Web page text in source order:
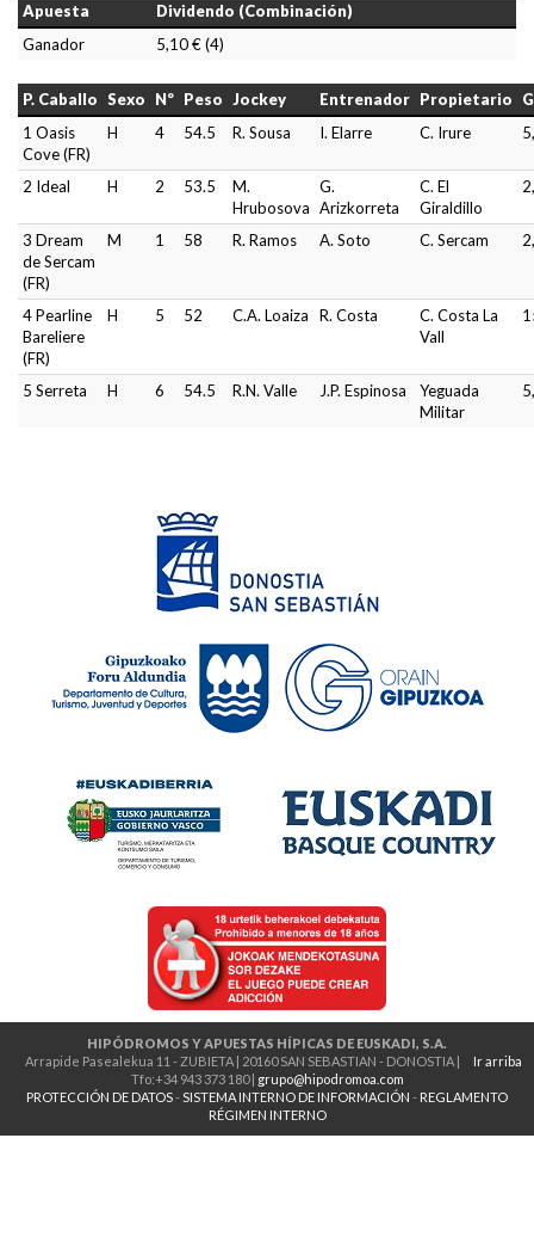
Apuesta
Dividendo (Combinación)
Ganador
5,10 € (4)
P. Caballo Sexo Nº Peso Jockey Entrenador Propietario
1 Oasis
Cove (FR)
H 4 54.5 R. Sousa I. Elarre C. Irure
2 Ideal H 2 53.5
M.
Hrubosova
G.
Arizkorreta
C. El
Giraldillo
3 Dream
de Sercam
(FR)
M 1 58 R. Ramos A. Soto C. Sercam
4 Pearline
Bareliere
(FR)
H 5 52 C.A. Loaiza R. Costa
C. Costa La
Vall
5 Serreta H 6 54.5 R.N. Valle J.P. Espinosa
Yeguada
Militar
HIPÓDROMOS Y APUESTAS HÍPICAS DE EUSKADI, S.A.
Ir arriba
Arrapide Pasealekua 11 - ZUBIETA | 20160 SAN SEBASTIAN - DONOSTIA |
Tfo:+34 943 373 180 | grupo@hipodromoa.com
PROTECCIÓN DE DATOS-SISTEMA INTERNO DE INFORMACIÓN - REGLAMENTO
RÉGIMEN INTERNO